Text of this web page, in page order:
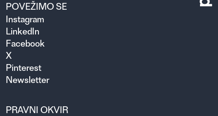
POVEŽIMO SE
Instagram
LinkedIn
Facebook
X
Pinterest
Newsletter
PRAVNI OKVIR